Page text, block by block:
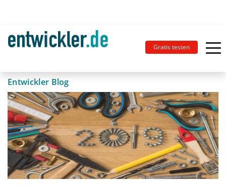
Gratis testen
Entwickler Blog